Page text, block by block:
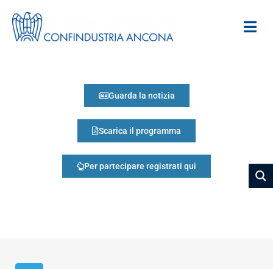
Guarda la notizia
Scarica il programma
Per partecipare registrati qui